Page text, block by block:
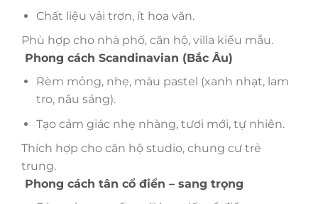
Chất liệu vải trơn, ít hoa văn.
Phù hợp cho nhà phố, căn hộ, villa kiểu mẫu.
Phong cách Scandinavian (Bắc Âu)
Rèm mỏng, nhẹ, màu pastel (xanh nhạt, lam
tro, nâu sáng).
Tạo cảm giác nhẹ nhàng, tươi mới, tự nhiên.
Thích hợp cho căn hộ studio, chung cư trẻ
trung.
Phong cách tân cổ điển – sang trọng